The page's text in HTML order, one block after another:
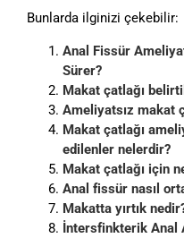
Bunlarda ilginizi çekebilir:
Anal Fissür
Sürer?
Makat çatlağı
Ameliyatsız makat
Makat çatlağı
edilenler nelerdir?
Makat çatlağı için
Anal fissür nasıl
Makatta yırtık
İntersfinkterik Anal